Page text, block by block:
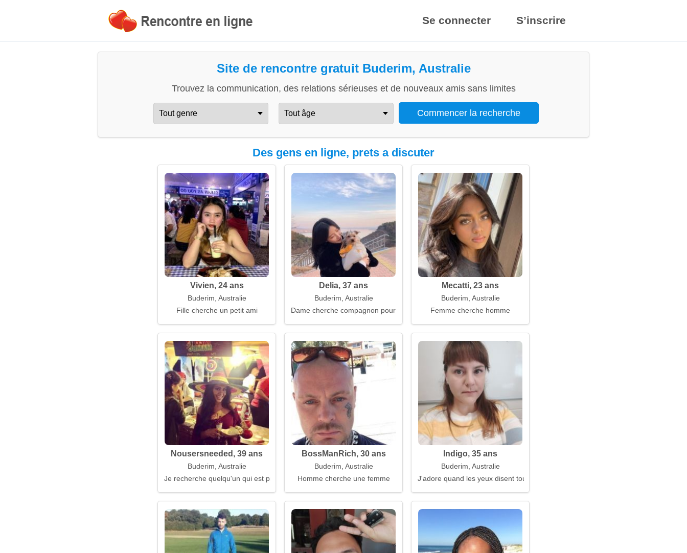
Se connecter S’inscrire
Site de rencontre gratuit Buderim, Australie
Trouvez la communication, des relations sérieuses et de nouveaux amis sans limites
Des gens en ligne, prets a discuter
Vivien, 24 ans
Buderim, Australie
Fille cherche un petit ami
Delia, 37 ans
Buderim, Australie
Dame cherche compagnon pour de nombreuses années de bonheur
Mecatti, 23 ans
Buderim, Australie
Femme cherche homme
Nousersneeded, 39 ans
Buderim, Australie
Je recherche quelqu'un qui est prêt à marcher à mes côtés
BossManRich, 30 ans
Buderim, Australie
Homme cherche une femme
Indigo, 35 ans
Buderim, Australie
J'adore quand les yeux disent tout